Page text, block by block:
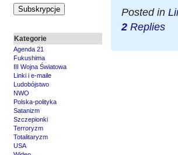
Kategorie
Agenda 21
Fukushima
III Wojna Światowa
Linki i e-maile
Ludobójstwo
NWO
Polska-polityka
Satanizm
Szczepionki
Terroryzm
Totalitaryzm
USA
Posted in
2 Replies